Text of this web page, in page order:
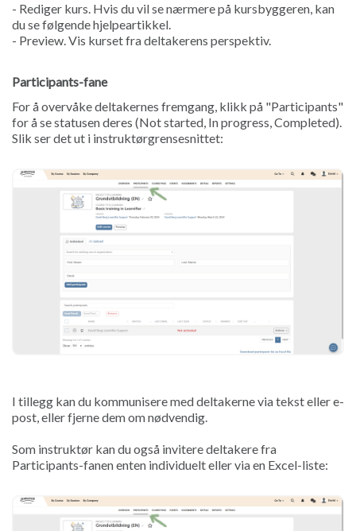
- Rediger kurs. Hvis du vil se nærmere på kursbyggeren, kan
du se følgende hjelpeartikkel.
- Preview. Vis kurset fra deltakerens perspektiv.
Participants-fane
For å overvåke deltakernes fremgang, klikk på "Participants"
for å se statusen deres (Not started, In progress, Completed).
Slik ser det ut i instruktørgrensesnittet:
I tillegg kan du kommunisere med deltakerne via tekst eller e-
post, eller fjerne dem om nødvendig.
Som instruktør kan du også invitere deltakere fra
Participants-fanen enten individuelt eller via en Excel-liste: